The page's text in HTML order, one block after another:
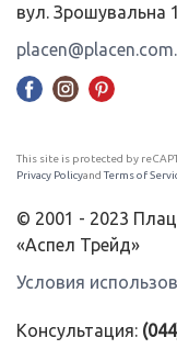
вул. Зрошувальна
This site is protected by
Privacy Policyand Terms of
© 2001 - 2023
«Аспел Трейд»
Условия
Консультация: